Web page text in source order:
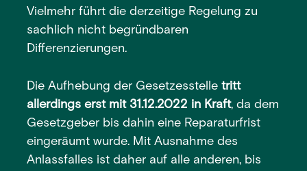
Vielmehr führt die derzeitige Regelung zu
sachlich nicht begründbaren
Differenzierungen.
Die Aufhebung der Gesetzesstelletritt
allerdings erst mit 31.12.2022 in Kraft, da dem
Gesetzgeber bis dahin eine Reparaturfrist
eingeräumt wurde. Mit Ausnahme des
Anlassfalles ist daher auf alle anderen, bis